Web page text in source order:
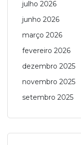
julho 2026
junho 2026
março 2026
fevereiro 2026
dezembro 2025
novembro 2025
setembro 2025